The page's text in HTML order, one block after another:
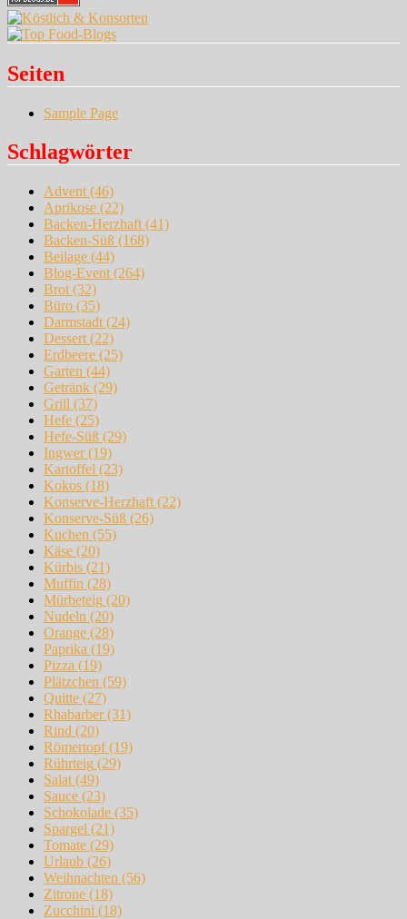
Seiten
Sample Page
Schlagwörter
Advent (46)
Aprikose (22)
Backen-Herzhaft (41)
Backen-Süß (168)
Beilage (44)
Blog-Event (264)
Brot (32)
Büro (35)
Darmstadt (24)
Dessert (22)
Erdbeere (25)
Garten (44)
Getränk (29)
Grill (37)
Hefe (25)
Hefe-Süß (29)
Ingwer(19)
Kartoffel (23)
Kokos (18)
Konserve-Herzhaft (22)
Konserve-Süß (26)
Kuchen (55)
Käse (20)
Kürbis (21)
Muffin (28)
Mürbeteig (20)
Nudeln (20)
Orange (28)
Paprika (19)
Pizza (19)
Plätzchen (59)
Quitte (27)
Rhabarber(31)
Rind (20)
Römertopf(19)
Rührteig (29)
Salat (49)
Sauce (23)
Schokolade (35)
Spargel (21)
Tomate (29)
Urlaub (26)
Weihnachten (56)
Zitrone (18)
Zucchini (18)